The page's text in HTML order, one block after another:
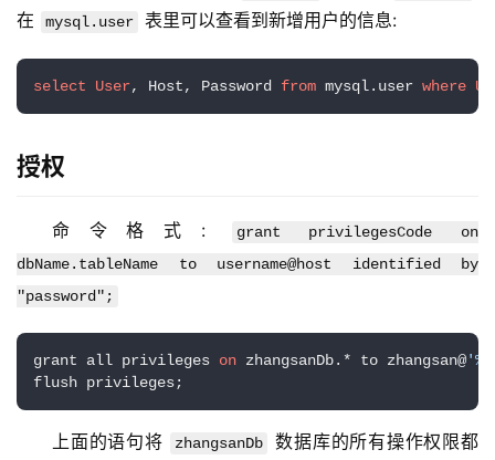
础
设
施
运
维
在
mysql.user 表里可以查看到新增用户的信息:
select User, Host, Password from mysql.user where
授权
命令格式:
grant privilegesCode on
dbName.tableName to username@host identified by
"password";
grant all privileges on zhangsanDb.* to zhangsan@'%'
上面的语句将 zhangsanDb
数据库的所有操作权限都